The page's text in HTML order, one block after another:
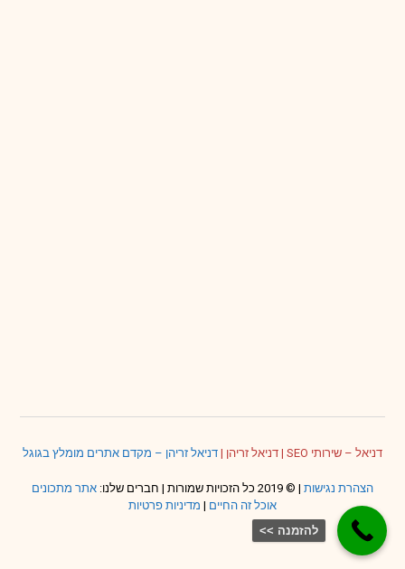
דניאל – שירותי SEO | דניאל זריהן | דניאל זריהן – מקדם אתרים מומלץ בגוגל
הצהרת נגישות | © 2019 כל הזכויות שמורות | חברים שלנו:
אתר מתכונים
אוכל זה החיים | מדיניות פרטיות
להזמנה >>